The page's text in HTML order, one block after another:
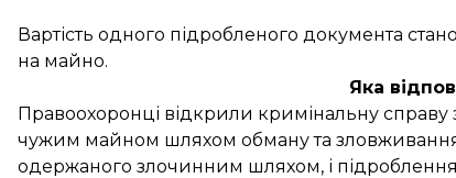
Вартість одного підробленого документа
на майно.
Яка
Правоохоронці відкрили кримінальну справу
чужим майном шляхом обману та зловживання
одержаного злочинним шляхом, і